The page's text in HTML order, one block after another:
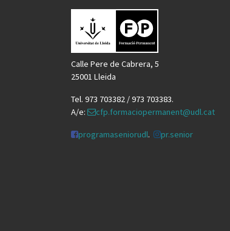
Calle Pere de Cabrera, 5
25001 Lleida
Tel. 973 703382 / 973 703383.
A/e:
cfp.formaciopermanent@udl.cat
programaseniorudl. pr.senior